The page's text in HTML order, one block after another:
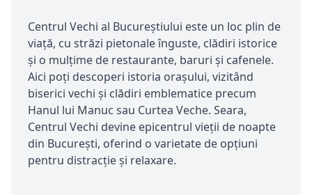
Centrul Vechi al Bucureștiului este un loc plin de
viață, cu străzi pietonale înguste, clădiri istorice
și o mulțime de restaurante, baruri și cafenele.
Aici poți descoperi istoria orașului, vizitând
biserici vechi și clădiri emblematice precum
Hanul lui Manuc sau Curtea Veche. Seara,
Centrul Vechi devine epicentrul vieții de noapte
din București, oferind o varietate de opțiuni
pentru distracție și relaxare.